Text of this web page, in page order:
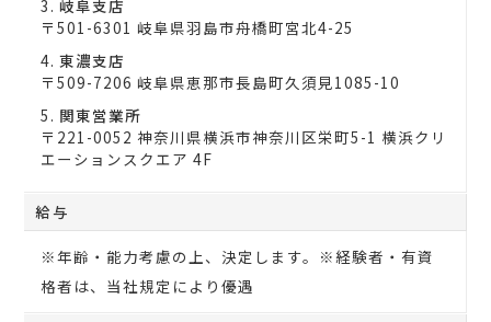
岐阜支店
〒501-6301 岐阜県羽島市舟橋町宮北4-25
東濃支店
〒509-7206 岐阜県恵那市長島町久須見1085-10
関東営業所
〒221-0052 神奈川県横浜市神奈川区栄町5-1 横浜クリ
エーションスクエア 4F
給与
※年齢・能力考慮の上、決定します。※経験者・有資
格者は、当社規定により優遇